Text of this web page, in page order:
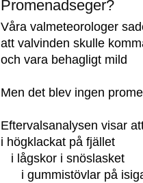
Promenadseger?
Våra valmeteorologer
att valvinden skulle
och vara behagligt mild
Men det blev ingen
Eftervalsanalysen visar
i högklackat på fjället
i lågskor i snöslasket
i gummistövlar på